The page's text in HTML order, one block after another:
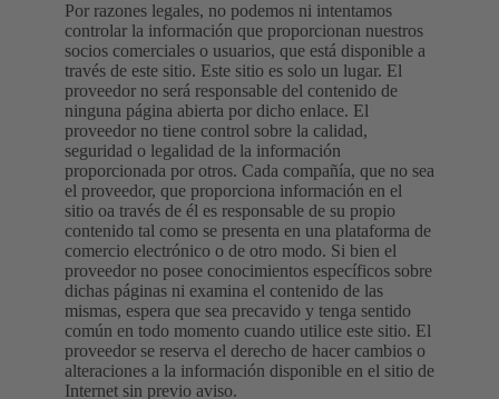
Por razones legales, no podemos ni intentamos
controlar la información que proporcionan nuestros
socios comerciales o usuarios, que está disponible a
través de este sitio. Este sitio es solo un lugar. El
proveedor no será responsable del contenido de
ninguna página abierta por dicho enlace. El
proveedor no tiene control sobre la calidad,
seguridad o legalidad de la información
proporcionada por otros. Cada compañía, que no sea
el proveedor, que proporciona información en el
sitio oa través de él es responsable de su propio
contenido tal como se presenta en una plataforma de
comercio electrónico o de otro modo. Si bien el
proveedor no posee conocimientos específicos sobre
dichas páginas ni examina el contenido de las
mismas, espera que sea precavido y tenga sentido
común en todo momento cuando utilice este sitio. El
proveedor se reserva el derecho de hacer cambios o
alteraciones a la información disponible en el sitio de
Internet sin previo aviso.